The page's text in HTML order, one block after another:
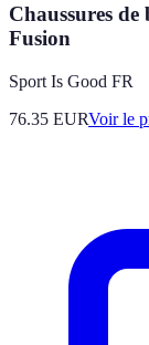
Chaussures
Fusion
Sport Is Good FR
76.35 EURVoir le